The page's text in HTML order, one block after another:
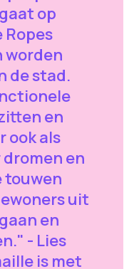
op
Ropes
worden
de stad.
en
ook als
en
touwen
uit
en
- Lies
is met